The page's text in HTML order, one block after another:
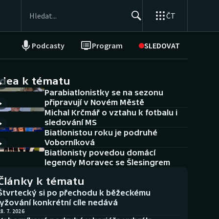
ČT
Podcasty Program SLEDOVAT
NEPŘEHLÉDNĚTE
Historické návraty
Aplikace ČT sport
AZ kvíz
k tématu
Parabiatlonistky se na sezonu
připravují v Novém Městě
Michal Krčmář o vztahu k fotbalu i
sledování MS
Biatlonistou roku je podruhé
Voborníková
Biatlonisty povedou domácí
legendy Moravec se Šlesingrem
k tématu
si po přechodu k běžeckému
konkrétní cíle nedává
7. 2026